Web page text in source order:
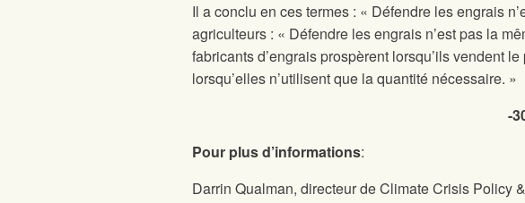
Il a conclu en ces termes : « Défendre les engrais
agriculteurs : « Défendre les engrais n’est pas la
fabricants d’engrais prospèrent lorsqu’ils vendent
lorsqu’elles n’utilisent que la quantité nécessaire. »
-
Pour plus d’informations:
Darrin Qualman, directeur de Climate Crisis Policy